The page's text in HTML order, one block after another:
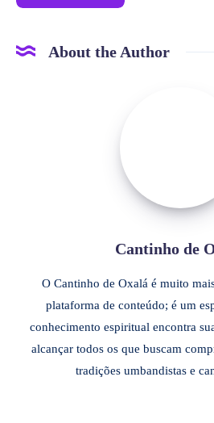
About the Author
Cantinho de
O Cantinho de Oxalá é muito
plataforma de conteúdo; é um
conhecimento espiritual encontra
alcançar todos os que buscam
tradições umbandistas e